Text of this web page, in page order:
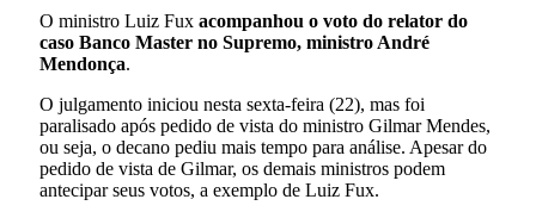
O ministro Luiz Fux acompanhou o voto do relator do
caso Banco Master no Supremo, ministro André
Mendonça.
O julgamento iniciou nesta sexta-feira (22), mas foi
paralisado após pedido de vista do ministro Gilmar Mendes,
ou seja, o decano pediu mais tempo para análise. Apesar do
pedido de vista de Gilmar, os demais ministros podem
antecipar seus votos, a exemplo de Luiz Fux.